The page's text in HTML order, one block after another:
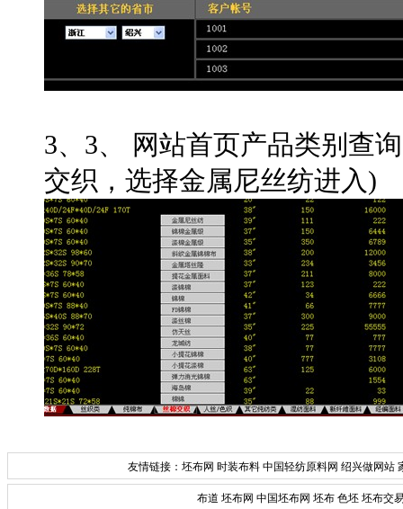
3、3、 网站首页产品类别查
交织，选择金属尼丝纺进入)
友情链接： 坯布网 时装布料 中国轻纺原料网 绍兴做网站
布道 坯布网 中国坯布网 坯布 色坯 坯布交